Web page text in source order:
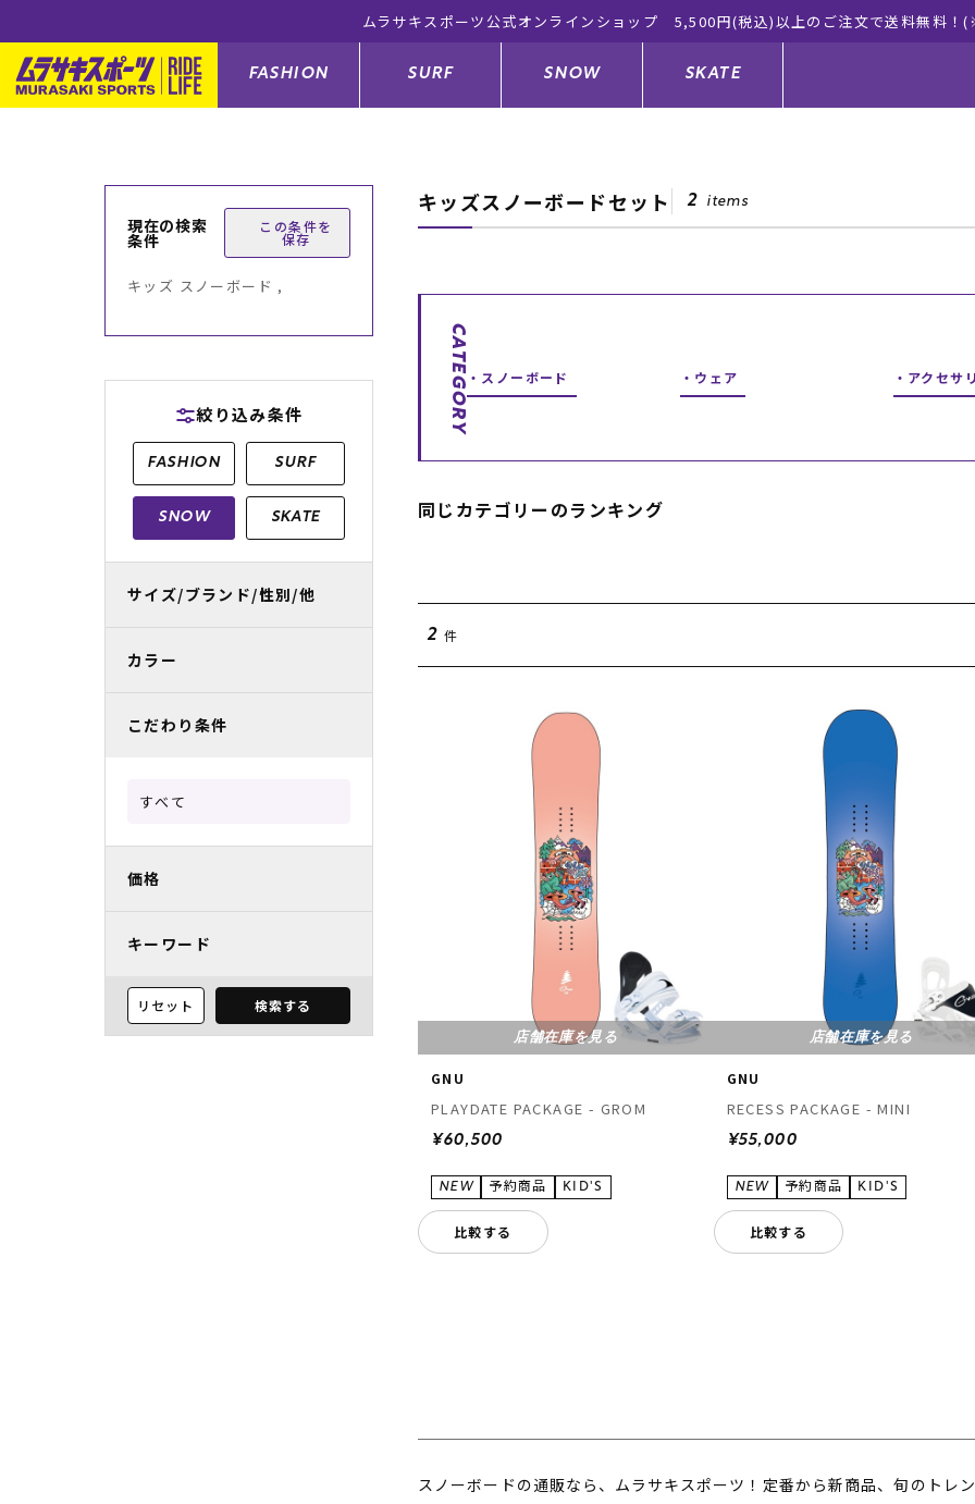
ョップ 5,500円(税込)以上のご注文で送料無料！(※一部対象外有り)
FASHION
シューズ
バッグ ファッショングッズ キッズ
メンズ水着
レディースラッシュガード レディースフィットネス
FASHION TOP
SURF
サーフボードメンテナンスグッズ
ボディーボード スキムボード ウインターアイテム
GO ボディーボード
SNOW
スノーボードセット
スノーボードゴーグル スノーボードグローブ キッズスノーボード
キッズスノーボードセット
スノーボード レンタル リフト電子チケット
中古/アウトレット スノーウェア
SNOW TOP
SKATE
スケートボードグッズ
GO スケートセット
キッズスノーボードセット 2 items
CATEGORY スノーボード ウェア アクセサ
同じカテゴリーのランキング
2 件
店舗在庫を見る
GNU
PLAYDATE PACKAGE - GROM
¥60,500
比較する
店舗在庫を見る
GNU
RECESS PACKAGE - MINI
¥55,000
比較する
スノーボードの通販なら、ムラサキスポーツ！定番から新商品、旬のトレ
現在の検索
条件
この条件を
保存
キッズ スノーボード ,
絞り込み条件
FASHION SURF
SNOW SKATE
サイズ/ブランド/性別/他
カラー
こだわり条件
すべて
価格
キーワード
リセット 検索する